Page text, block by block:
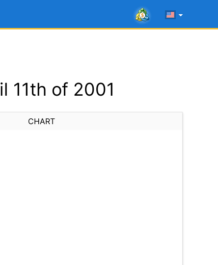
11th of 2001
CHART